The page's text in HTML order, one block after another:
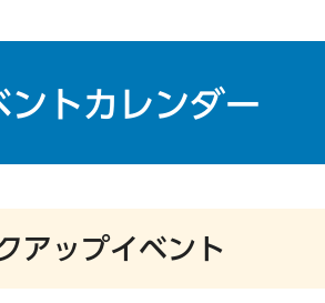
ントカレンダー
アップイベント